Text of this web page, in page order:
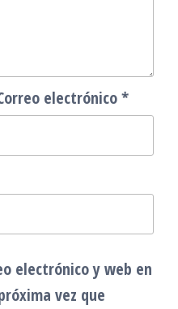
electrónico*
electrónico y web en
vez que